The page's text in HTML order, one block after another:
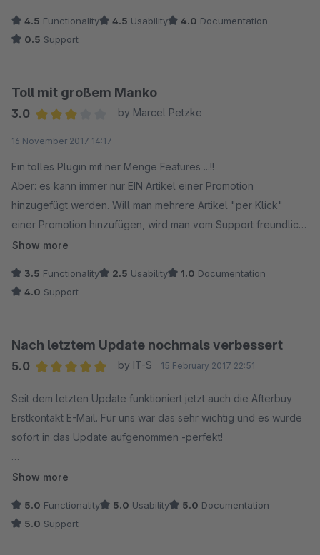
ältere SW-Versionen freigegeben ist, nur einen Punkt für den
vg
Karl-Heinz
4.5 Functionality 4.5 Usability 4.0 Documentation
0.5 Support
Toll mit großem Manko
3.0
by Marcel Petzke
16 November 2017 14:17
Ein tolles Plugin mit ner Menge Features ...!!
Aber: es kann immer nur EIN Artikel einer Promotion
hinzugefügt werden. Will man mehrere Artikel "per Klick"
einer Promotion hinzufügen, wird man vom Support freundlich
auf ein anderes Plugin hingewiesen (zu gleichen Konditionen
Warum immer so geldgeil kompliziert???
Show more
3.5 Functionality 2.5 Usability 1.0 Documentation
4.0 Support
Nach letztem Update nochmals verbessert
5.0
by IT-S 15 February 2017 22:51
Seit dem letzten Update funktioniert jetzt auch die Afterbuy
Erstkontakt E-Mail. Für uns war das sehr wichtig und es wurde
sofort in das Update aufgenommen -perfekt!
Des weiteren wurden neue sehr gute Funktionen ergänzt, wie
Der Kontakt zum Support ist, auch noch nach vielen Anfragen,
Show more
5.0 Functionality 5.0 Usability 5.0 Documentation
5.0 Support